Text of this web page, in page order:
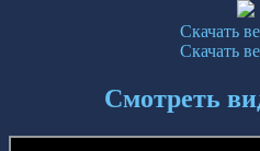
Скачать
Скачать
Смотреть